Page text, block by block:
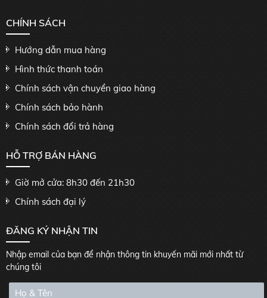
CHÍNH SÁCH
Hướng dẫn mua hàng
Hình thức thanh toán
Chính sách vận chuyển giao hàng
Chính sách bảo hành
Chính sách đổi trả hàng
HỖ TRỢ BÁN HÀNG
Giờ mở cửa: 8h30 đến 21h30
Chính sách đại lý
ĐĂNG KÝ NHẬN TIN
Nhập email của bạn để nhận thông tin khuyến mãi mới nhất từ
chúng tôi